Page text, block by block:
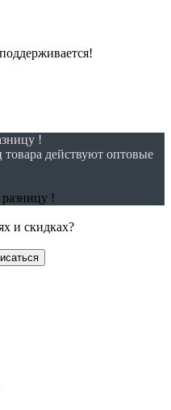
!
действуют оптовые
и скидках?